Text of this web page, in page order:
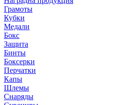
Грамоты
Кубки
Медали
Бокс
Защита
Бинты
Боксерки
Перчатки
Капы
Шлемы
Снаряды